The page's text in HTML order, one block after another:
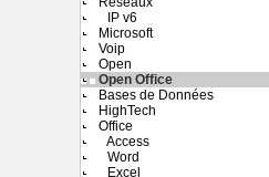
IP v6
Microsoft
Voip
Open
Open Office
Bases de Données
HighTech
Office
Access
Word
Excel